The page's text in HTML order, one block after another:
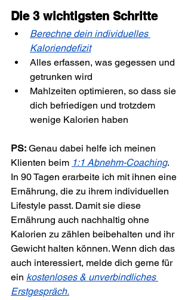
Die 3 wichtigsten Schritte
Berechne dein individuelles
Kaloriendefizit
Alles erfassen, was gegessen und
getrunken wird
Mahlzeiten optimieren, so dass sie
dich befriedigen und trotzdem
wenige Kalorien haben
PS: Genau dabei helfe ich meinen
Klienten beim 1:1 Abnehm-Coaching.
In 90 Tagen erarbeite ich mit ihnen eine
Ernährung, die zu ihrem individuellen
Lifestyle passt. Damit sie diese
Ernährung auch nachhaltig ohne
Kalorien zu zählen beibehalten und ihr
Gewicht halten können. Wenn dich das
auch interessiert, melde dich gerne für
ein kostenloses & unverbindliches
Erstgespräch.